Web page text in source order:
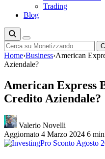
Trading
Blog
Cerca
Home›Business›American
Aziendale?
American Express
Credito Aziendale?
Valerio Novelli
Aggiornato 4 Marzo 2024 6